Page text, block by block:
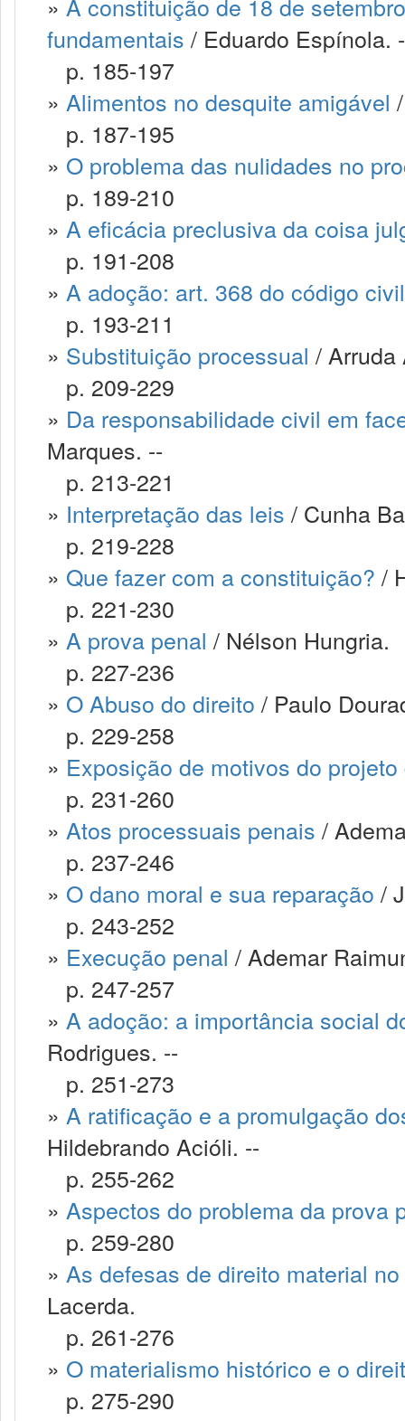
fundamentais / Eduardo Espínola.
p. 185-197
» Alimentos no desquite amigável
p. 187-195
» O problema das nulidades no
p. 189-210
» A eficácia preclusiva da coisa
p. 191-208
» A adoção: art. 368 do código civil
p. 193-211
» Substituição processual / Arruda
p. 209-229
» Da responsabilidade civil em
Marques. --
p. 213-221
» Interpretação das leis / Cunha
p. 219-228
» Que fazer com a constituição? /
p. 221-230
» A prova penal / Nélson Hungria.
p. 227-236
» O Abuso do direito / Paulo
p. 229-258
» Exposição de motivos do
p. 231-260
» Atos processuais penais /
p. 237-246
» O dano moral e sua reparação /
p. 243-252
» Execução penal / Ademar
p. 247-257
» A adoção: a importância social
Rodrigues. --
p. 251-273
» A ratificação e a promulgação
Hildebrando Acióli. --
p. 255-262
» Aspectos do problema da prova
p. 259-280
» As defesas de direito material
Lacerda.
p. 261-276
» O materialismo histórico e o
p. 275-290